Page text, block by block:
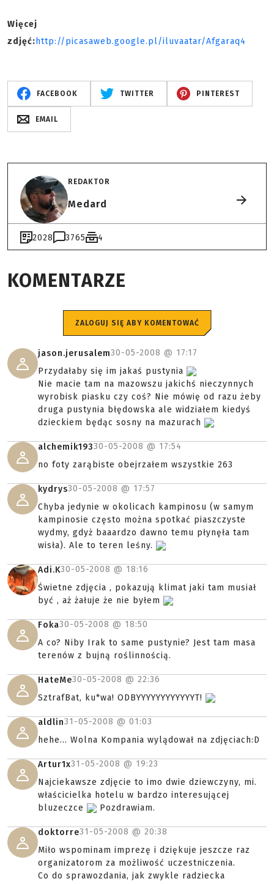
Więcej
zdjęć: http://picasaweb.google.pl/iluvaatar/Afgaraq4
FACEBOOK TWITTER PINTEREST
EMAIL
REDAKTOR
Medard
2028 3765 4
KOMENTARZE
ZALOGUJ SIĘ ABY KOMENTOWAĆ
jason.jerusalem30-05-2008 @ 17:17
Przydałaby się im jakaś pustynia
Nie macie tam na mazowszu jakichś nieczynnych
wyrobisk piasku czy coś? Nie mówię od razu żeby
druga pustynia błędowska ale widziałem kiedyś
dzieckiem będąc sosny na mazurach
alchemik19330-05-2008 @ 17:54
no foty zarąbiste obejrzałem wszystkie 263
kydrys30-05-2008 @ 17:57
Chyba jedynie w okolicach kampinosu (w samym
kampinosie często można spotkać piaszczyste
wydmy, gdyż baaardzo dawno temu płynęła tam
wisła). Ale to teren leśny.
Adi.K30-05-2008 @ 18:16
Świetne zdjęcia , pokazują klimat jaki tam musiał
być , aż żałuje że nie byłem
Foka30-05-2008 @ 18:50
A co? Niby Irak to same pustynie? Jest tam masa
terenów z bujną roślinnością.
HateMe30-05-2008 @ 22:36
SztrafBat, ku*wa! ODBYYYYYYYYYYYYT!
aldlin31-05-2008 @ 01:03
hehe... Wolna Kompania wylądował na zdjęciach:D
Artur1x31-05-2008 @ 19:23
Najciekawsze zdjęcie to imo dwie dziewczyny, mi.
właścicielka hotelu w bardzo interesującej
bluzeczce
Pozdrawiam.
doktorre31-05-2008 @ 20:38
Miło wspominam imprezę i dziękuje jeszcze raz
organizatorom za możliwość uczestniczenia.
Co do sprawozdania, jak zwykle radziecka